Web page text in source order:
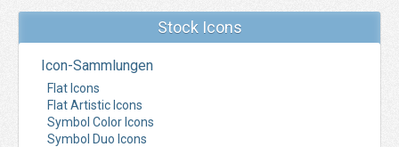
Stock Icons
Icon-Sammlungen
Flat Icons
Flat Artistic Icons
Symbol Color Icons
Symbol Duo Icons